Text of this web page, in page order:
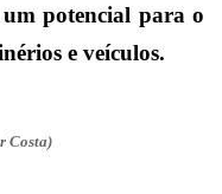
um potencial para o
e veículos.
Costa)